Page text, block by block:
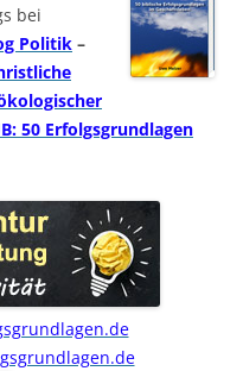
bei
Politik –
50 Erfolgsgrundlagen